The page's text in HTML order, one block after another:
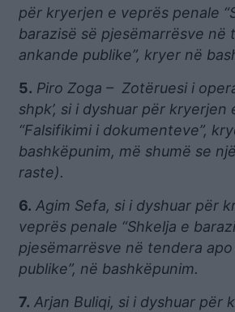
për kryerjen e veprës penale
barazisë së pjesëmarrësve në
ankande publike”, kryer në
5. Piro Zoga – Zotëruesi i
shpk’, si i dyshuar për
“Falsifikimi i dokumenteve”,
bashkëpunim, më shumë se
raste).
6. Agim Sefa, si i dyshuar për
veprës penale “Shkelja e
pjesëmarrësve në tendera
publike”, në bashkëpunim.
7. Arjan Buliqi, si i dyshuar për